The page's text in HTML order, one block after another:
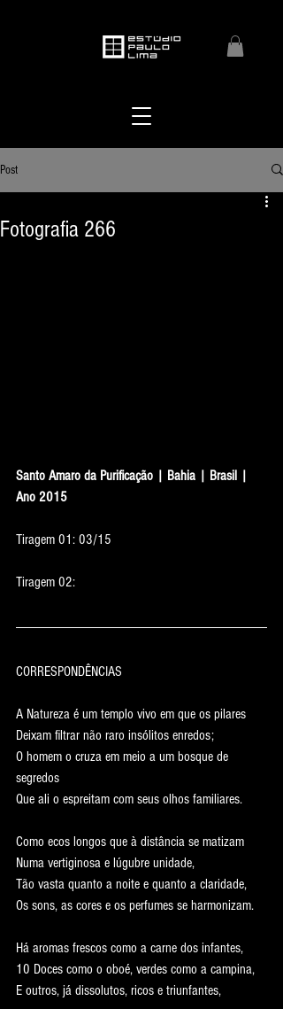
Post
Fotografia 266
Santo Amaro da Purificação | Bahia | Brasil |
Ano 2015
Tiragem 01: 03/15
Tiragem 02:
CORRESPONDÊNCIAS
A Natureza é um templo vivo em que os pilares
Deixam filtrar não raro insólitos enredos;
O homem o cruza em meio a um bosque de
segredos
Que ali o espreitam com seus olhos familiares.
Como ecos longos que à distância se matizam
Numa vertiginosa e lúgubre unidade,
Tão vasta quanto a noite e quanto a claridade,
Os sons, as cores e os perfumes se harmonizam.
Há aromas frescos como a carne dos infantes,
10 Doces como o oboé, verdes como a campina,
E outros, já dissolutos, ricos e triunfantes,